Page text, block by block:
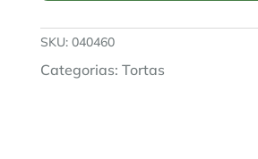
quantidade
SKU: 040460
Categorias: Tortas